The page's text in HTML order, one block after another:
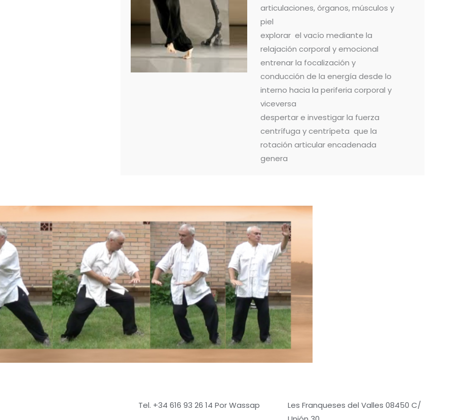
articulaciones, órganos, músculos y
piel
explorar el vacío mediante la
relajación corporal y emocional
entrenar la focalización y
conducción de la energía desde lo
interno hacia la periferia corporal y
viceversa
despertar e investigar la fuerza
centrífuga y centrípeta que la
rotación articular encadenada
genera
Tel. +34 616 93 26 14 Por Wassap
Les Franqueses del Valles 08450 C/